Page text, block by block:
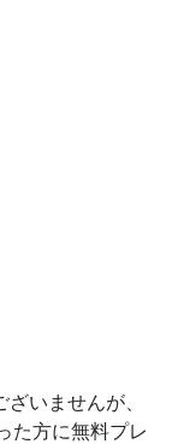
いませんが、
た方に無料プレ